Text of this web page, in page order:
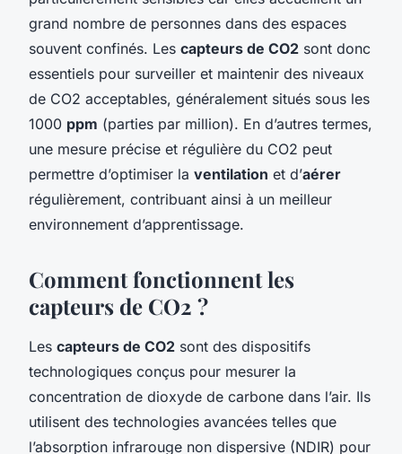
grand nombre de personnes dans des espaces
souvent confinés. Les capteurs de CO2 sont donc
essentiels pour surveiller et maintenir des niveaux
de CO2 acceptables, généralement situés sous les
1000 ppm (parties par million). En d’autres termes,
une mesure précise et régulière du CO2 peut
permettre d’optimiser la ventilation et d’aérer
régulièrement, contribuant ainsi à un meilleur
environnement d’apprentissage.
Comment fonctionnent les
capteurs de CO2 ?
Les capteurs de CO2 sont des dispositifs
technologiques conçus pour mesurer la
concentration de dioxyde de carbone dans l’air. Ils
utilisent des technologies avancées telles que
l’absorption infrarouge non dispersive (NDIR) pour